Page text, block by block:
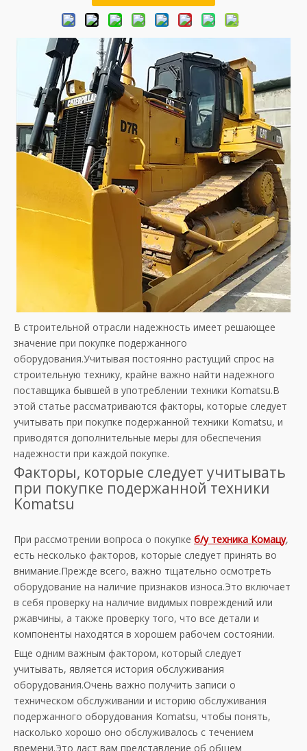
В строительной отрасли надежность имеет решающее
значение при покупке подержанного
оборудования.Учитывая постоянно растущий спрос на
строительную технику, крайне важно найти надежного
поставщика бывшей в употреблении техники Komatsu.В
этой статье рассматриваются факторы, которые следует
учитывать при покупке подержанной техники Komatsu, и
приводятся дополнительные меры для обеспечения
надежности при каждой покупке.
Факторы, которые следует учитывать
при покупке подержанной техники
Komatsu
При рассмотрении вопроса о покупке б/у техника Комацу,
есть несколько факторов, которые следует принять во
внимание.Прежде всего, важно тщательно осмотреть
оборудование на наличие признаков износа.Это включает
в себя проверку на наличие видимых повреждений или
ржавчины, а также проверку того, что все детали и
компоненты находятся в хорошем рабочем состоянии.
Еще одним важным фактором, который следует
учитывать, является история обслуживания
оборудования.Очень важно получить записи о
техническом обслуживании и историю обслуживания
подержанного оборудования Komatsu, чтобы понять,
насколько хорошо оно обслуживалось с течением
времени.Это даст вам представление об общем